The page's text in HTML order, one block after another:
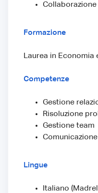
Formazione
Laurea in Economia
Competenze
Gestione
Risoluzione
Gestione team
Lingue
Italiano